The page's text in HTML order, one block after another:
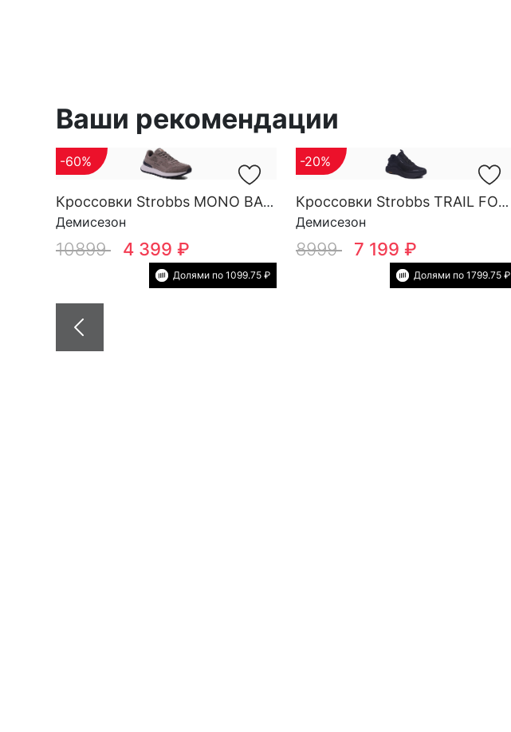
Ваши рекомендации
Кроссовки Strobbs MONO BASE M 3696-17
Демисезон
-60%
10899 4 399 ₽
Долями по 1099.75 ₽
Кроссовки Strobbs TRAIL FORCE YOW SG M 3818-3
Демисезон
-20%
8999 7 199 ₽
Долями по 1799.75 ₽